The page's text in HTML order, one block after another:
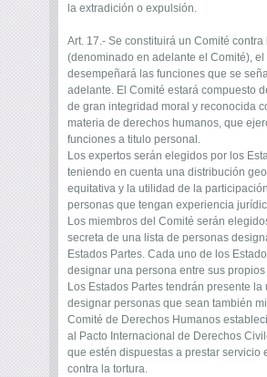
la extradición o expulsión.
Art. 17.- Se constituirá un Comité contra
(denominado en adelante el Comité), el
desempeñará las funciones que se
adelante. El Comité estará compuesto
de gran integridad moral y reconocida
materia de derechos humanos, que
funciones a titulo personal.
Los expertos serán elegidos por los
teniendo en cuenta una distribución
equitativa y la utilidad de la
personas que tengan experiencia
Los miembros del Comité serán
secreta de una lista de personas
Estados Partes. Cada uno de los
designar una persona entre sus
Los Estados Partes tendrán presente la
designar personas que sean también
Comité de Derechos Humanos
al Pacto Internacional de Derechos
que estén dispuestas a prestar servicio
contra la tortura.